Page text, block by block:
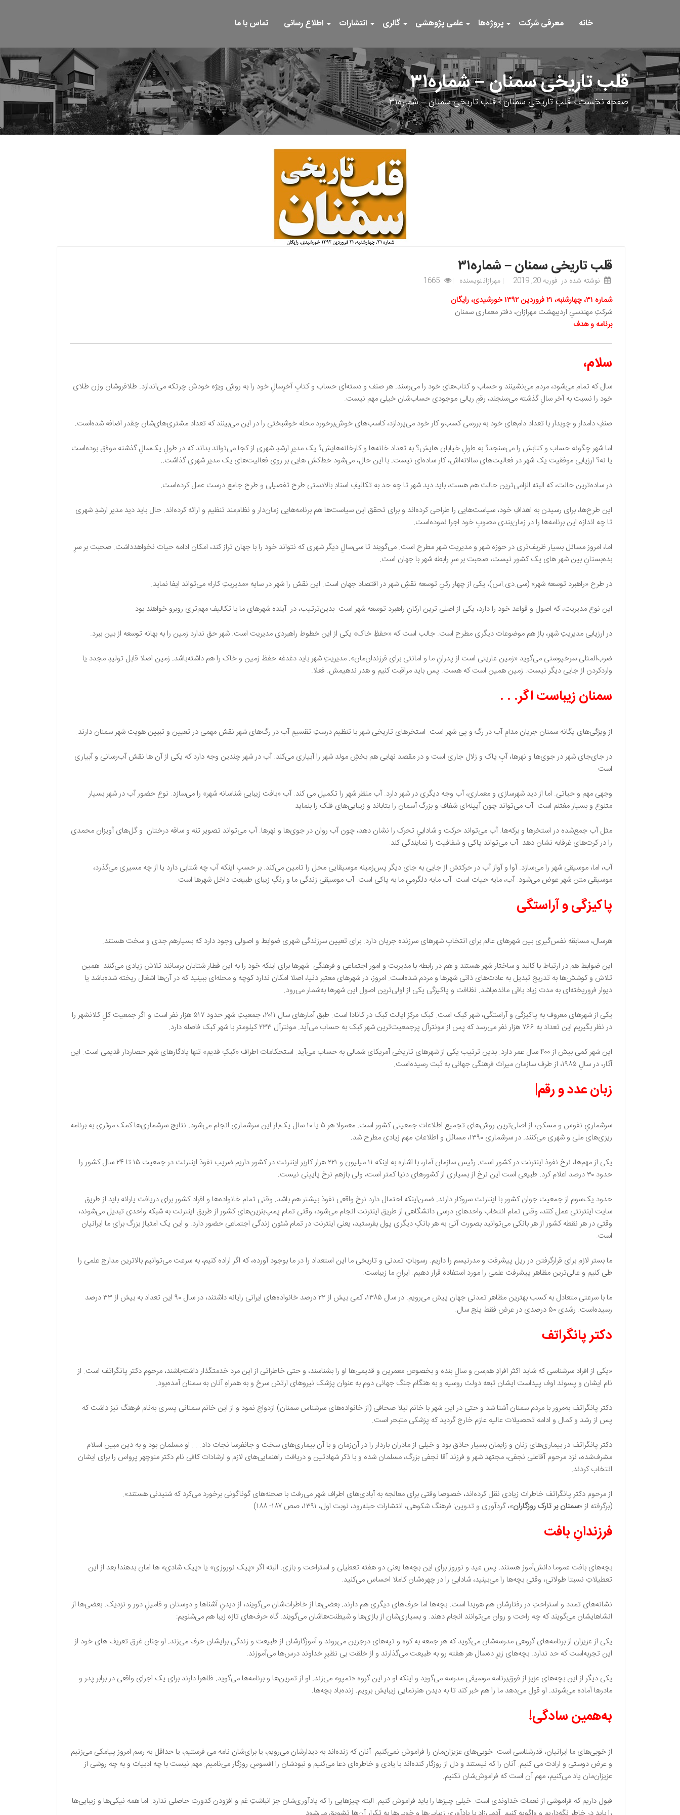
خانه معرفی شرکت پروژه‌ها علمی پژوهشی گالری انتشارات اطلاع رسانی تماس با ما
قلب تاریخی سمنان – شماره۳۱
صفحه نخست قلب تاریخی سمنان قلب تاریخی سمنان – شماره۳۱
قلب تاریخی سمنان – شماره۳۱
نوشته شده در فوریه 20, 2019 مهرازاننویسنده
شماره ۳۱، چهارشنبه، ۲۱ فروردین ۱۳۹۲ خورشیدی، رایگان
شرکتِ مهندسیِ اردیبهشت مهرازان، دفتر معماری سمنان
برنامه و هدف
سلام،
سال که تمام می‌شود، مردم می‌نشینند و حساب‌ و کتاب‌های خود را می‌رسند. هر صنف و دسته‌ای حساب و کتابِ آخرِسالِ خود را به روشِ ویژه خودش چرتکه می‌اندازد. طلافروشان وزن طلای
خود را نسبت به آخر سالِ گذشته می‌سنجند، رقمِ ریالی موجودی حساب‌شان خیلی مهم نیست.
صنفِ دامدار و چوبدار با تعداد دام‌های خود به بررسی کسب‌و کار خود می‌پردازد، کاسب‌های خوش‌برخورد محله خوشبختی را در این می‌بینند که تعداد مشتری‌های‌شان چقدر اضافه ‌شده‌است.
اما شهر چگونه حساب و کتابش را می‌سنجد؟ به طولِ خیابان هایش؟ به تعداد خانه‌ها و کارخانه‌هایش؟ یک مدیرِ ارشدِ شهری از کجا می‌تواند بداند که در طولِ یک‌سالِ گذشته موفق بوده‌است
یا نه؟ ارزیابی موفقیت یک‌ شهر در فعالیت‌های سالانه‌اش، کار ساده‌ای نیست. با این حال، می‌شود خط‌کش هایی بر روی فعالیت‌های یک مدیر شهری گذاشت..
در ساده‌ترین حالت، که البته الزامی‌ترین حالت هم هست، باید دید شهر تا چه حد به تکالیفِ اسنادِ بالادستی طرح تفصیلی و طرح جامع درست عمل کرده‌است.
این طرح‌ها، برای رسیدن به اهدافِ خود، سیاست‌هایی را طراحی کرده‌اند و برای تحقق این سیاست‌ها هم برنامه‌هایی زمان‌دار و نظام‌مند تنظیم و ارائه کرده‌اند. حال باید دید مدیر ارشدِ شهری
تا چه اندازه این برنامه‌ها را در زمان‌بندی مصوبِ خود اجرا نموده‌است.
اما، امروز مسائل بسیار ظریف‌تری در حوزه شهر و مدیریت شهر مطرح است. می‌گویند تا سی‌سالِ دیگر شهری که نتواند خود را با جهان تراز کند، امکان ادامه حیات نخواهدداشت. صحبت بر سرِ
بده‌بستانِ بین شهر های یک کشور نیست، صحبت بر سرِ رابطه شهر با جهان است.
در طرح «راهبرد توسعه شهر» (سی.دی.اس)، یکی از چهار رکنِ توسعه نقشِ شهر در اقتصاد جهان است. این نقش را شهر در سایه «مدیریتِ کارا» می‌تواند ایفا نماید.
این نوع مدیریت، که اصول و قواعد خود را دارد، یکی از اصلی ترین ارکانِ راهبرد توسعه شهر است. بدین‌ترتیب، در آینده شهرهای ما با تکالیف مهم‌تری روبرو خواهند بود.
در ارزیابی مدیریتِ شهر، باز هم موضوعات دیگری مطرح است. جالب است که «حفظِ خاک» یکی از این خطوط راهبردی مدیریت است. شهر حق ندارد زمین را به بهانه توسعه از بین ببرد.
ضرب‌المثلی سرخپوستی می‌گوید «زمین عاریتی است از پدرانِ ما و امانتی برای فرزندان‌مان». مدیریتِ شهر باید دغدغه حفظ زمین و خاک را هم داشته‌باشد. زمین اصلا قابل تولیدِ مجدد یا
واردکردن از جایی دیگر نیست. زمین همین است که هست. پس باید مراقبت کنیم و هدر ندهیمش. فعلا.
سمنان زیباست اگر. . .
از ویژگی‌های یگانه سمنان جریان مدامِ آب در رگ و پی شهر است. استخرهای تاریخی شهر با تنظیم درستِ تقسیمِ آب در رگ‌های شهر نقش مهمی در تعیین و تبیین هویت شهر سمنان دارند.
در جای‌جای شهر در جوی‌ها و نهرها، آبِ پاک و زلال جاری است و در مقصد نهایی هم بخشِ مولد شهر را آبیاری می‌کند. آب در شهر چندین وجه دارد که یکی از آن ها نقش آب‌رسانی و آبیاری
است.
وجهی مهم و حیاتی. اما از دید شهرسازی و معماری، آب وجه دیگری در شهر دارد. آب منظر شهر را تکمیل می کند. آب «بافت زیبایی شناسانه شهر» را می‌سازد. نوع حضور آب در شهر بسیار
متنوع و بسیار مغتنم است. آب می‌تواند چون آیینه‌ای شفاف و بزرگ آسمان را بتاباند و زیبایی‌های فلک را بنماید.
مثل آب جمع‌شده در استخرها و برکه‌ها. آب می‌تواند حرکت و شادابیِ تحرک را نشان دهد، چون آب روان در جوی‌ها و نهرها. آب می‌تواند تصویر تنه و ساقه درختان و گل‌های آویزان محمدی
را در کرت‌های غرقابه نشان دهد. آب می‌تواند پاکی و شفافیت را نمایندگی کند.
آب، اما، موسیقی شهر را می‌سازد. آوا و آواز آب در حرکتش از جایی به جای دیگر پس‌زمینه موسیقایی محل را تامین می‌کند. بر حسبِ اینکه آب چه شتابی دارد یا از چه مسیری می‌گذرد،
موسیقی متن شهر عوض می‌شود. آب، مایه حیات است. آب مایه دلگرمیِ ما به پاکی است. آب موسیقی زندگی ما و رنگِ زیبای طبیعت داخل شهرها است.
پاکیزگی و آراستگی
هرسال، مسابقه نفس‌گیری بین شهرهای عالم برای انتخابِ شهرهای سر‌زنده جریان دارد. برای تعیین سرزندگی شهری ضوابط و اصولی وجود دارد که بسیارهم جدی و سخت هستند.
این ضوابط هم در ارتباط با کالبد و ساختار شهر هستند و هم در رابطه با مدیریت و امور اجتماعی و فرهنگی. شهرها برای اینکه خود را به این قطار شتابان برسانند تلاش زیادی می‌کنند. همین
تلاش و کوشش‌ها به تدریج تبدیل به عادت‌های ذاتی شهرها و مردم شده‌است. امروز، در شهرهای معتبر دنیا، اصلا امکان ندارد کوچه و محله‌ای ببینید که در آن‌ها اشغال ریخته شده‌باشد یا
دیوار فروریخته‌ای به مدت زیاد باقی مانده‌باشد. نظافت و پاکیزگی یکی از اولی‌ترین اصول این شهرها به‌شمار می‌رود.
یکی از شهرهای معروف به پاکیزگی و آراستگی، شهر کبک است. کبک مرکز ایالت کبک در کانادا است. طبق آمارهای سال ۲۰۱۱، جمعیتِ شهر حدود ۵۱۷ هزار نفر است و اگر جمعیت کلِ کلانشهر را
در نظر بگیریم این تعداد به ۷۶۶ هزار نفر می‌رسد که پس از مونترآل پرجمعیت‌ترین شهر کبک به حساب می‌آید. مونترآل ۲۳۳ کیلومتر با شهر کبک فاصله دارد.
این شهر کمی بیش از ۴۰۰ سال عمر دارد. بدین ترتیب یکی از شهرهای تاریخی آمریکای شمالی به حساب می‌آید. استحکامات اطراف «کبکِ قدیم» تنها یادگارهای شهر حصاردار قدیمی است. این
آثار، در سالِ ۱۹۸۵، از طرف سازمان میراث فرهنگی جهانی به ثبت رسیده‌است.
زبان عدد و رقم|
سرشماریِ نفوس و مسکن، از اصلی‌ترین روش‌های تجمیع اطلاعات جمعیتی کشور است. معمولا هر ۵ یا ۱۰ سال یک‌بار این سرشماری انجام می‌شود. نتایج سرشماری‌ها کمک موثری به برنامه
ریزی‌های ملی و شهری می‌کنند. در سرشماری ۱۳۹۰، مسائل و اطلاعاتِ مهم زیادی مطرح شد.
یکی از مهم‌ها، نرخ نفوذ اینترنت در کشور است. رئیس سازمان آمار، با اشاره به اینکه ۱۱ میلیون و ۲۲۱ هزار کاربر اینترنت در کشور داریم ضریب نفوذ اینترنت در جمعیت ۱۵ تا ۲۴ سال کشور را
حدود ۳۰ درصد اعلام کرد. طبیعی است این نرخ از بسیاری از کشورهای دنیا کمتر است، ولی بازهم نرخ پایینی نیست.
حدود یک‌سوم از جمعیت جوان کشور با اینترنت سروکار دارند. ضمن‌اینکه احتمال دارد نرخ واقعی نفوذ بیشتر هم باشد. وقتی تمام خانواده‌ها و افراد کشور برای دریافت یارانه باید از طریق
سایت اینترنتی عمل کنند، وقتی تمام انتخاب واحدهای درسی دانشگاهی از طریق اینترنت انجام می‌شود،‌ وقتی تمام پمپ‌بنزین‌های کشور از طریق اینترنت به شبکه واحدی تبدیل می‌شوند،
وقتی در هر نقطه کشور از هر بانکی می‌توانید بصورت آنی به هر بانکِ دیگری پول بفرستید، یعنی اینترنت در تمام شئون زندگی اجتماعی حضور دارد. و این یک امتیاز بزرگ برای ما ایرانیان
است.
ما بستر لازم برای قرارگرفتن در ریل پیشرفت و مدرنیسم را داریم. رسوباتِ تمدنی و تاریخی ما این استعداد را در ما بوجود آورده، که اگر اراده کنیم، به سرعت می‌توانیم بالاترین مدارج علمی را
طی کنیم و عالی‌ترین مظاهر پیشرفت علمی را مورد استفاده قرار دهیم. ایرانِ ما زیباست.
ما با سرعتی متعادل به کسب بهترین مظاهر تمدنی جهان پیش می‌رویم. در سال ۱۳۸۵، کمی بیش از ۲۲ درصد خانواده‌های ایرانی رایانه داشتند، در سال ۹۰ این تعداد به بیش از ۳۳ درصد
رسیده‌است. رشدی ۵۰ درصدی در عرض فقط پنج سال.
دکتر پانگراتف
«یکی از افراد سرشناسی که شاید اکثر افرادِ هم‌سن‌ و سالِ بنده و بخصوص معمرین و قدیمی‌ها او را بشناسند، و حتی خاطراتی از این مرد خدمتگذار داشته‌باشند، مرحوم دکتر پانگراتف است. از
نام ایشان و پسوند اوف پیداست ایشان تبعه دولت روسیه و به هنگام جنگ جهانی دوم به عنوان پزشک نیروهای ارتش سرخ و به همراهِ آنان به سمنان آمده‌بود.
دکتر پانگراتف به‌مرور با مردم سمنان آشنا شد و حتی در این شهر با خانم لیلا صحافی (از خانواده‌های سرشناس سمنان) ازدواج نمود و از این خانم سمنانی پسری به‌نام فرهنگ نیز داشت که
پس از رشد و کمال و ادامه تحصیلات عالیه عازم خارج گردید که پزشکی متبحر است.
دکتر پانگراتف در بیماری‌های زنان و زایمان بسیار حاذق بود و خیلی از مادران باردار را در آن‌زمان و با آن بیماری‌های سخت و جانفرسا نجات داد. . . او مسلمان بود و به دین مبین اسلام
مشرف‌شده، نزد مرحوم آقاعلی نجفی، مجتهد شهر و فرزند آقا نجفی بزرگ، مسلمان شده و با ذکر شهادتین و دریافت راهنمایی‌های لازم و ارشادات کافی نام دکتر منوچهر پرواس را برای ایشان
انتخاب کردند.
از مرحوم دکتر پانگراتف خاطرات زیادی نقل کرده‌اند، خصوصا وقتی برای معالجه به آبادی‌های اطراف شهر می‌رفت با صحنه‌های گوناگونی برخورد می‌کرد که شنیدنی هستند».
(برگرفته از «سمنان بر تارک روزگاران»، گردآوری و تدوین: فرهنگ شکوهی، انتشارات حبله‌رود، نوبت اول، ۱۳۹۱، صص ۱۸۷- ۱۸۸)
فرزندانِ بافت
بچه‌های بافت عموما دانش‌آموز هستند. پس عید و نوروز برای این بچه‌ها یعنی دو هفته تعطیلی و استراحت و بازی. البته اگر «پیک نوروزی» یا «پیک شادی‌» ها امان بدهند! بعد از این
تعطیلاتِ نسبتا طولانی، وقتی بچه‌ها را می‌بینید، شادابی را در چهره‌شان کاملا احساس می‌کنید.
نشانه‌های تمدد و استراحتِ در رفتارشان هم هویدا است. بچه‌ها اما حرف‌های دیگری هم دارند. بعضی‌ها از خاطرات‌شان می‌گویند، از دیدنِ آشناها و دوستان و فامیل‌ِ دور و نزدیک. بعضی‌ها از
انشاهایشان می‌گویند که چه راحت و روان می‌توانند انجام دهند. و بسیاری‌شان از بازی‌ها و شیطنت‌هاشان می‌گویند. گاه حرف‌های تازه زیبا هم می‌شنویم:
یکی از عزیزان از برنامه‌های گروهی مدرسه‌شان می‌گوید که هر جمعه به کوه‌ و تپه‌های درجزین می‌روند و آموزگارشان از طبیعت و زندگی برایشان حرف می‌زند. او چنان غرق تعریف های خود از
این تجربه‌است که حد ندارد. بچه‌های زیرِ ده‌سال هر هفته رو به طبیعت می‌گذارند و از خلقت بی نظیرِ خداوند درس‌ها می‌آموزند.
یکی دیگر از این بچه‌های عزیز از فوق‌برنامه موسیقی مدرسه می‌گوید و اینکه او در این گروه «تمپو» می‌زند. او از تمرین‌ها و برنامه‌ها می‌گوید. ظاهرا دارند برای یک اجرای واقعی در برابر پدر و
مادرها آماده می‌شوند. او قول می‌دهد ما را هم خبر کند تا به دیدن هنرنمایی زیبایش برویم. زنده‌باد بچه‌ها.
به‌همین سادگی!
از خوبی‌های ما ایرانیان، قدرشناسی است. خوبی‌های عزیزان‌مان را فراموش نمی‌کنیم. آنان که زنده‌اند به دیدارشان می‌رویم، یا برای‌شان نامه می فرستیم، یا حداقل به رسم امروز پیامکی می‌زنیم
و عرض دوستی و ارادت می کنیم. آنان را که نیستند و دل از روزگار کنده‌اند با یادی و خاطره‌ای دعا می‌کنیم و نبودشان را افسوسِ روزگار می‌نامیم. مهم نیست با چه ادبیات و به چه روشی از
عزیزان‌مان یاد می‌کنیم، مهم آن است که فراموش‌شان نکنیم.
قبول داریم که فراموشی از نعمات خداوندی است. خیلی چیزها را باید فراموش کنیم. البته چیزهایی را که یادآوری‌شان جز انباشتِ غم و افزودن کدورت حاصلی ندارد. اما همه نیکی‌ها و زیبایی‌ها